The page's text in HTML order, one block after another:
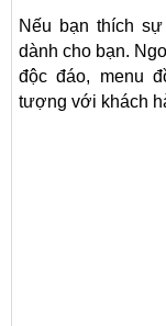
Nếu bạn thích
dành cho bạn.
độc đáo, menu
tượng với khách